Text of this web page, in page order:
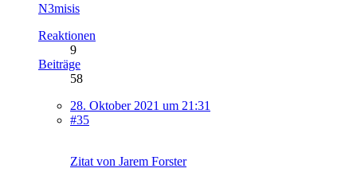
N3misis
Reaktionen
9
Beiträge
58
28. Oktober 2021 um 21:31
#35
Zitat von Jarem Forster